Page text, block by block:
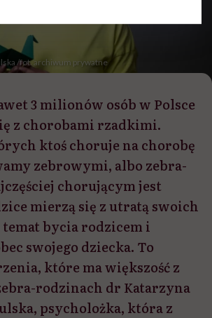
/fot. archiwum prywatne
3 milionów osób w Polsce
z chorobami rzadkimi.
ktoś choruje na chorobę
zebrowymi, albo zebra-
chorującym jest
mierzą się z utratą swoich
bycia rodzicem i
swojego dziecka. To
które ma większość z
rodzinach dr Katarzyna
psycholożka, która z